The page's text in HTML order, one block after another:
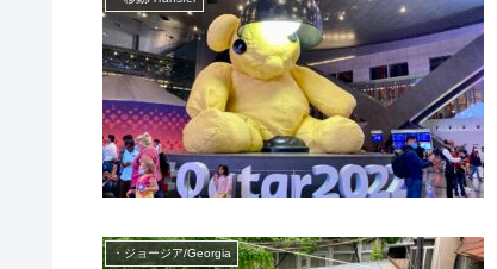
・ジョージア/Georgia